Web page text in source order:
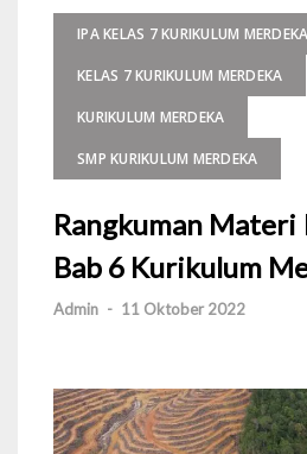
IPA KELAS 7 KURIKULUM MERDEKA
KELAS 7 KURIKULUM MERDEKA
KURIKULUM MERDEKA
SMP KURIKULUM MERDEKA
Rangkuman Materi
Bab 6 Kurikulum
Admin - 11 Oktober 2022